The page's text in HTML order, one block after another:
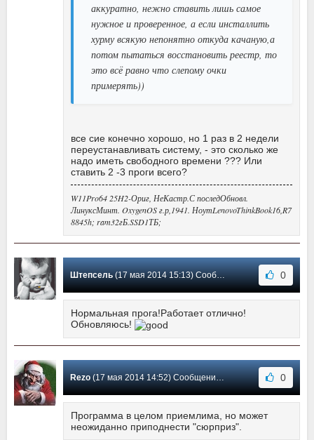
аккуратно, нежно ставить лишь самое
нужное и проверенное, а если инсталлить
хурму всякую непонятно откуда качаную,а
потом пытаться восстановить реестр, то
это всё равно что слепому очки
примерять))
все сие конечно хорошо, но 1 раз в 2 недели
переустанавливать систему, - это сколько же
надо иметь свободного времени ??? Или
ставить 2 -3 проги всего?
W11Pro64 25H2-Ориг, НеКастр.С последОбновл.
ЛинуксМинт. OxygenOS г.р,1941. НоутLenovoThinkBook16,R7
8845h; ram32гБ.SSD1ТБ;
Штепсель(17 мая 2014 15:13) Сообщение #171 0
Нормальная прога!Работает отлично!
Обновляюсь!
Rezo(17 мая 2014 14:52) Сообщение #170 0
Программа в целом приемлима, но может
неожиданно приподнести "сюрприз".